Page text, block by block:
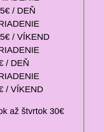
/ DEŇ
/ VÍKEND
/ DEŇ
/ VÍKEND
až štvrtok 30€